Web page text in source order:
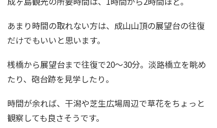
あまり時間の取れない方は、成山山頂の展望台の往復
だけでもいいと思います。
桟橋から展望台まで往復で20～30分。淡路橋立を眺め
たり、砲台跡を見学したり。
時間が余れば、干潟や芝生広場周辺で草花をちょっと
観察しても良さそうです。